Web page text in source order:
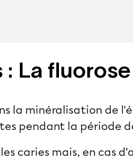
: La
la minéralisation de
pendant la période
caries mais, en cas